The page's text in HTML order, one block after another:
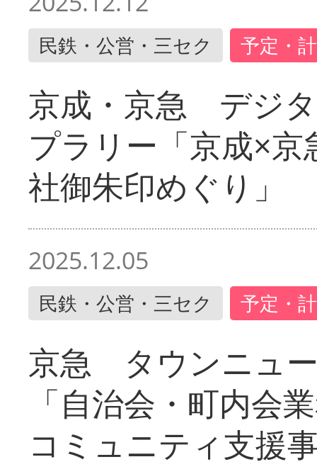
民鉄・公営・三セク 予定・
京成・京急 デジ
プラリー「京成×
社御朱印めぐり」
2025.12.05
民鉄・公営・三セク 予定・
京急 タウンニュ
「自治会・町内会
コミュニティ支援